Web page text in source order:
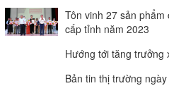
Tôn vinh 27 sản
cấp tỉnh năm 2023
Hướng tới tăng trưởng
Bản tin thị trường ngày